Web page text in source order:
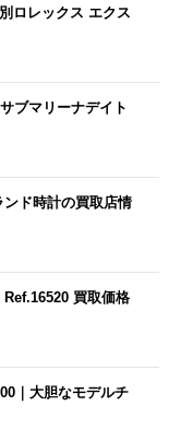
ロレックス エクス
ブマリーナデイト
ド時計の買取店情
買取価格
｜大胆なモデルチ